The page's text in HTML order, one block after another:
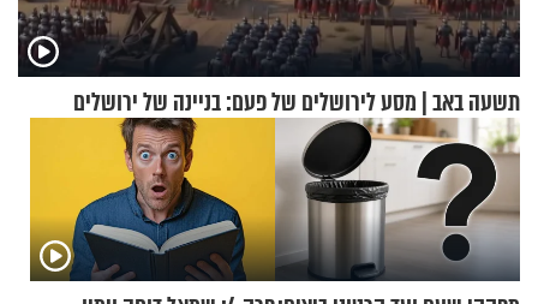
תשעה באב | מסע לירושלים של פעם: בניינה של ירושלים